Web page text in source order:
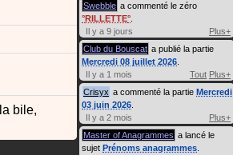
bile,
Swebble a commenté le zéro
RILLETTE
Il y a 9 jours
Plus+
Club du Bouscat a publié la partie
Mercredi 08 juillet 2026
Il y a 1 mois
Tout Plus+
Crisyx a commenté la partie Mercredi
03 juin 2026
Il y a 2 mois
Plus+
Master of Anagrammes a lancé le
sujet Prénoms anagrammes